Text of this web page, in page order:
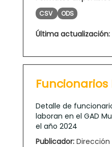
CSV ODS
Última actualización:
Funcionarios
Detalle de
laboran en el GAD
el año 2024
Publicador: